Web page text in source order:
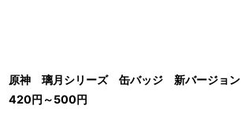
原神 璃月シリーズ 缶バッジ 新バージョン
420円 ～500円